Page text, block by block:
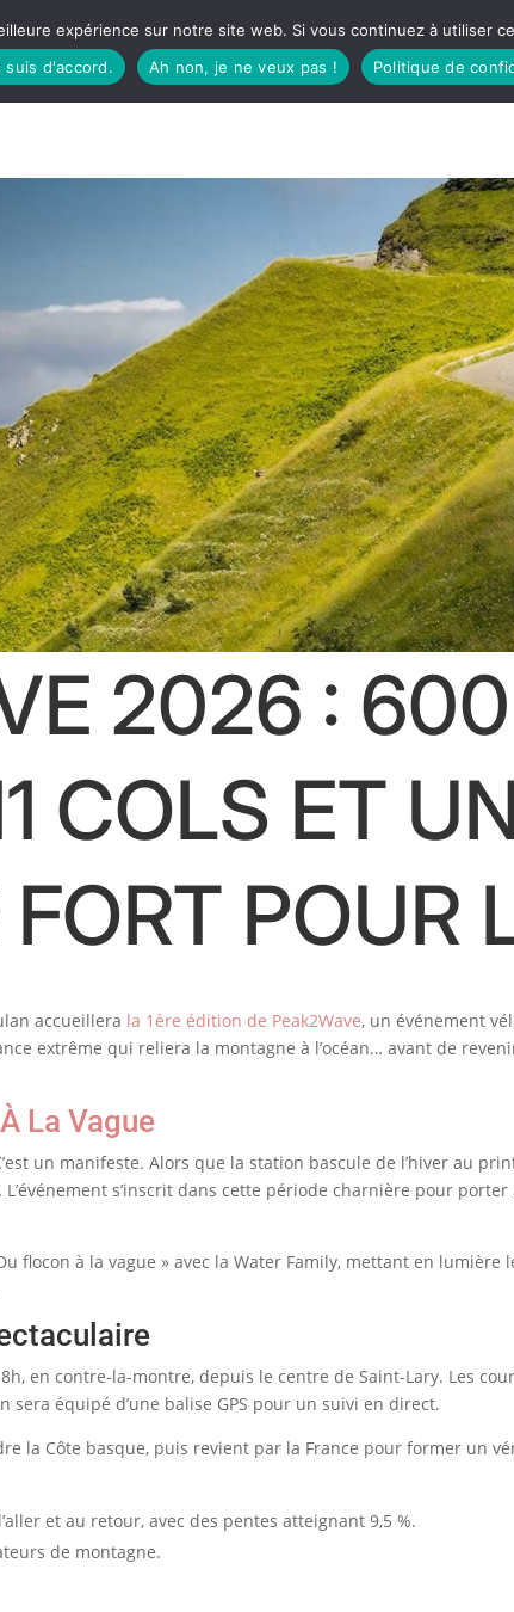
FÊTES BASQUES À MANGER CÔTÉ SORTIES
2026 :
COLS ET
POUR
accueillera la 1ère édition de Peak2Wave, un événement
extrême qui reliera la montagne à l’océan… avant de
La Vague
un manifeste. Alors que la station bascule de l’hiver au
L’événement s’inscrit dans cette période charnière pour
flocon à la vague » avec la Water Family, mettant en lumière
en contre-la-montre, depuis le centre de Saint-Lary. Les
équipé d’une balise GPS pour un suivi en direct.
la Côte basque, puis revient par la France pour former un
et au retour, avec des pentes atteignant 9,5 %.
de montagne.
expérience sur notre site web. Si vous continuez à utiliser
suis d'accord.
Ah non, je ne veux pas ! Politique de